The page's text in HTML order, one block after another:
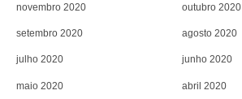
novembro 2020 outubro 2020
setembro 2020 agosto 2020
julho 2020 junho 2020
maio 2020 abril 2020